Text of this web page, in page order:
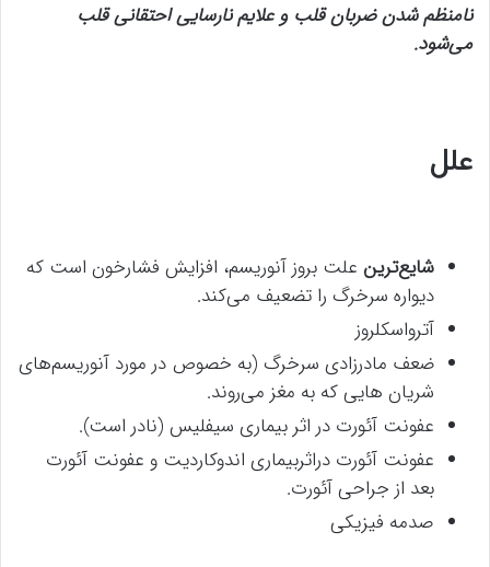
نامنظم شدن ضربان قلب و علایم نارسایی احتقانی قلب
می‌شود.
علل
شایع‌ترین علت بروز آنوریسم، افزایش فشارخون است که
دیواره سرخرگ را تضعیف می‌کند.
آترواسکلروز
ضعف مادرزادی سرخرگ (به خصوص در مورد آنوریسم‌های
شریان هایی که به مغز می‌روند.
عفونت آئورت در اثر بیماری سیفلیس (نادر است).
عفونت آئورت دراثربیماری اندوکاردیت و عفونت آئورت
بعد از جراحی آئورت.
صدمه فیزیکی